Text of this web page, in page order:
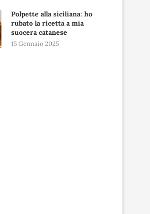
Polpette alla siciliana: ho
rubato la ricetta a mia
suocera catanese
15 Gennaio 2025